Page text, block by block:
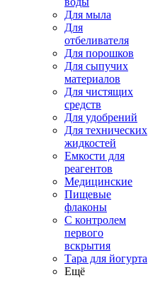
Для мыла
Для
отбеливателя
Для порошков
Для сыпучих
материалов
Для чистящих
средств
Для удобрений
Для технических
жидкостей
Емкости для
реагентов
Медицинские
Пищевые
флаконы
С контролем
первого
вскрытия
Тара для йогурта
Ещё